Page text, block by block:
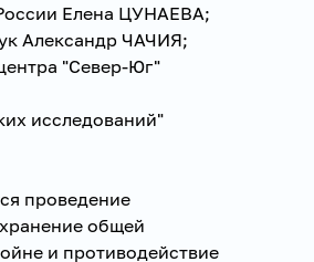
Елена ЦУНАЕВА;
Александр ЧАЧИЯ;
"Север-Юг"
исследований"
проведение
общей
и противодействие